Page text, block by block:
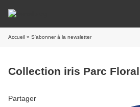
Accueil » S'abonner à la newsletter
Collection iris Parc
Partager